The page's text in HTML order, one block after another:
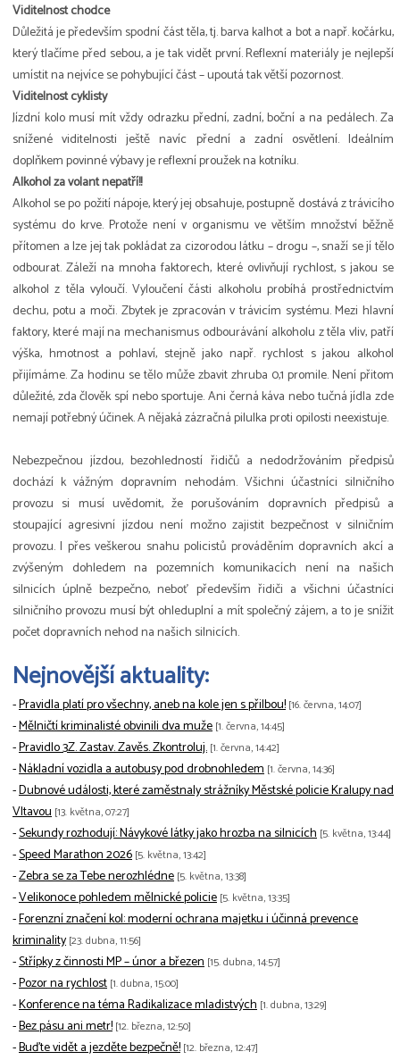
Viditelnost chodce
Důležitá je především spodní část těla, tj. barva kalhot a bot a např. kočárku,
který tlačíme před sebou, a je tak vidět první. Reflexní materiály je nejlepší
umístit na nejvíce se pohybující část – upoutá tak větší pozornost.
Viditelnost cyklisty
Jízdní kolo musí mít vždy odrazku přední, zadní, boční a na pedálech. Za
snížené viditelnosti ještě navíc přední a zadní osvětlení. Ideálním
doplňkem povinné výbavy je reflexní proužek na kotníku.
Alkohol za volant nepatří!!
Alkohol se po požití nápoje, který jej obsahuje, postupně dostává z trávicího
systému do krve. Protože není v organismu ve větším množství běžně
přítomen a lze jej tak pokládat za cizorodou látku – drogu –, snaží se jí tělo
odbourat. Záleží na mnoha faktorech, které ovlivňují rychlost, s jakou se
alkohol z těla vyloučí. Vyloučení části alkoholu probíhá prostřednictvím
dechu, potu a moči. Zbytek je zpracován v trávicím systému. Mezi hlavní
faktory, které mají na mechanismus odbourávání alkoholu z těla vliv, patří
výška, hmotnost a pohlaví, stejně jako např. rychlost s jakou alkohol
přijímáme. Za hodinu se tělo může zbavit zhruba 0,1 promile. Není přitom
důležité, zda člověk spí nebo sportuje. Ani černá káva nebo tučná jídla zde
nemají potřebný účinek. A nějaká zázračná pilulka proti opilosti neexistuje.
Nebezpečnou jízdou, bezohledností řidičů a nedodržováním předpisů
dochází k vážným dopravním nehodám. Všichni účastníci silničního
provozu si musí uvědomit, že porušováním dopravních předpisů a
stoupající agresivní jízdou není možno zajistit bezpečnost v silničním
provozu. I přes veškerou snahu policistů prováděním dopravních akcí a
zvýšeným dohledem na pozemních komunikacích není na našich
silnicích úplně bezpečno, neboť především řidiči a všichni účastníci
silničního provozu musí být ohleduplní a mít společný zájem, a to je snížit
počet dopravních nehod na našich silnicích.
Nejnovější aktuality:
-Pravidla platí pro všechny, aneb na kole jen s přilbou! [16. června, 14:07]
-Mělničtí kriminalisté obvinili dva muže [1. června, 14:45]
-Pravidlo 3Z. Zastav. Zavěs. Zkontroluj. [1. června, 14:42]
-Nákladní vozidla a autobusy pod drobnohledem [1. června, 14:36]
-Dubnové události, které zaměstnaly strážníky Městské policie Kralupy nad
Vltavou [13. května, 07:27]
-Sekundy rozhodují: Návykové látky jako hrozba na silnicích [5. května, 13:44]
-Speed Marathon 2026 [5. května, 13:42]
-Zebra se za Tebe nerozhlédne [5. května, 13:38]
-Velikonoce pohledem mělnické policie [5. května, 13:35]
-Forenzní značení kol: moderní ochrana majetku i účinná prevence
kriminality [23. dubna, 11:56]
-Střípky z činnosti MP – únor a březen [15. dubna, 14:57]
-Pozor na rychlost [1. dubna, 15:00]
-Konference na téma Radikalizace mladistvých [1. dubna, 13:29]
-Bez pásu ani metr! [12. března, 12:50]
-Buďte vidět a jezděte bezpečně! [12. března, 12:47]